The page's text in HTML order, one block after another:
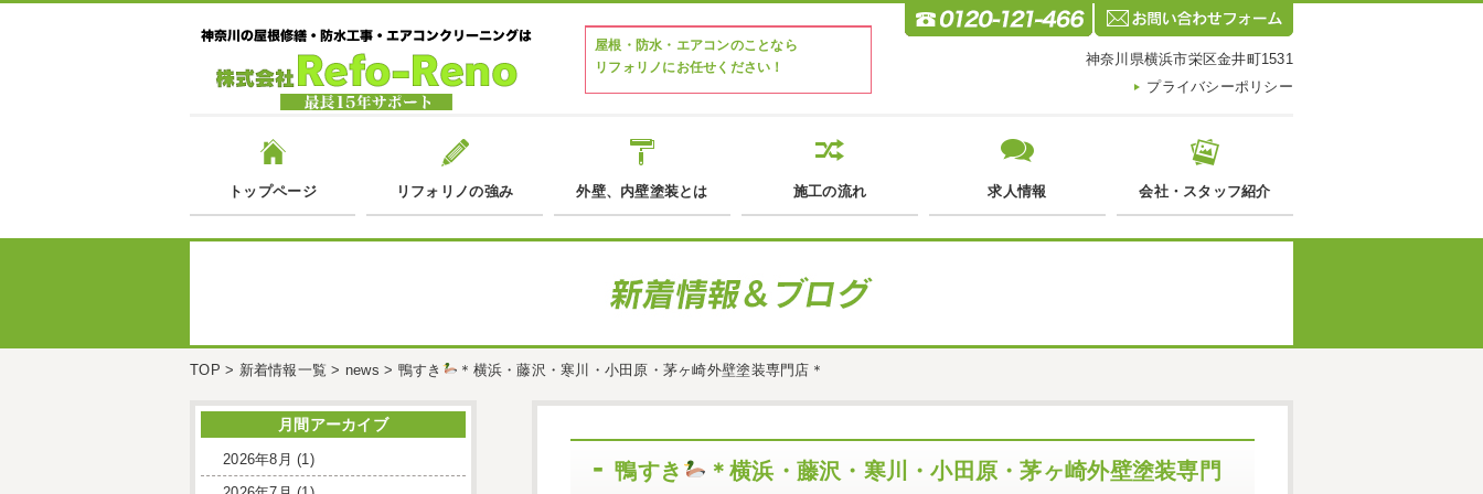
屋根・防水・エアコンのことなら
リフォリノにお任せください！
神奈川県横浜市栄区金井町1531
プライバシーポリシー
トップページ リフォリノの強み 外壁、内壁塗装とは 施工の流れ 求人情報 会社・スタッフ紹介
TOP > 新着情報一覧 > news > 鴨すき ＊横浜・藤沢・寒川・小田原・茅ヶ崎外壁塗装専門店＊
鴨すき ＊横浜・藤沢・寒川・小田原・茅ヶ崎外壁塗装専門
月間アーカイブ
2026年8月 (1)